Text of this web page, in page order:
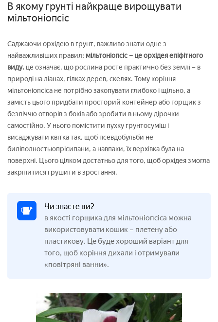
В якому грунті найкраще вирощувати
мільтоніопсіс
Саджаючи орхідею в грунт, важливо знати одне з
найважливіших правил: мільтоніопсіс – це орхідея епіфітного
виду. це означає, що рослина росте практично без землі – в
природі на ліанах, гілках дерев, скелях. Тому коріння
мільтоніопсіса не потрібно закопувати глибоко і щільно, а
замість цього придбати просторий контейнер або горщик з
безліччю отворів з боків або зробити в ньому дірочки
самостійно. У нього помістити пухку грунтосуміш і
висаджувати квітка так, щоб псевдобульби не
биліполностьюпрісипани, а навпаки, їх верхівка була на
поверхні. Цього цілком достатньо для того, щоб орхідея змогла
закріпитися і рушити в зростання.
Чи знаєте ви?
в якості горщика для мільтоніопсіса можна
використовувати кошик – плетену або
пластикову. Це буде хороший варіант для
того, щоб коріння дихали і отримували
«повітряні ванни».